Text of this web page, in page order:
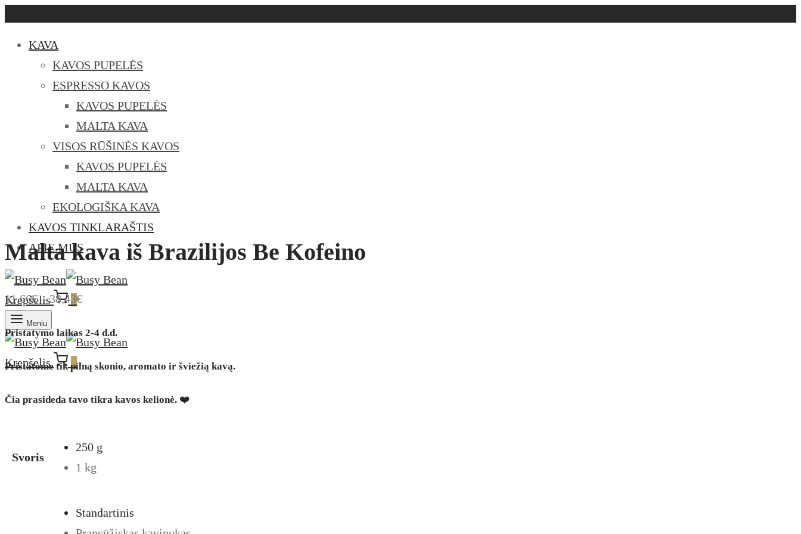
KAVA
KAVOS PUPELĖS
ESPRESSO KAVOS
KAVOS PUPELĖS
MALTA KAVA
VISOS RŪŠINĖS KAVOS
KAVOS PUPELĖS
MALTA KAVA
EKOLOGIŠKA KAVA
KAVOS TINKLARAŠTIS
APIE MUS
Krepšelis 0
Meniu
Krepšelis 0
Malta kava iš Brazilijos Be Kofeino
11,66€–38,43€
Pristatymo laikas 2-4 d.d.
Pristatome tik pilną skonio, aromato ir šviežią kavą.
Čia prasideda tavo tikra kavos kelionė. ❤️
Svoris
250 g
1 kg
Standartinis